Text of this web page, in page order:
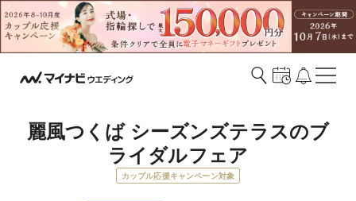
麗風つくば シーズンズテラスのブ
ライダルフェア
カップル応援キャンペーン対象